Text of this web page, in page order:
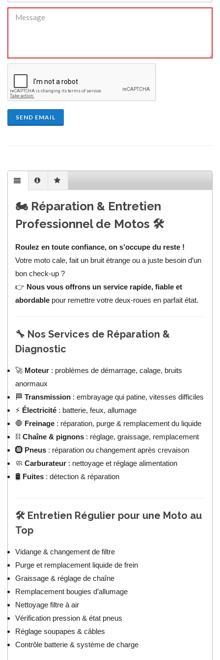
SEND EMAIL
🏍️ Réparation & Entretien
Professionnel de Motos 🛠️
Roulez en toute confiance, on s’occupe du reste !
Votre moto cale, fait un bruit étrange ou a juste besoin d’un
bon check-up ?
👉 Nous vous offrons un service rapide, fiable et
abordable pour remettre votre deux-roues en parfait état.
🔧 Nos Services de Réparation &
Diagnostic
🚀 Moteur : problèmes de démarrage, calage, bruits
anormaux
🏁Transmission : embrayage qui patine, vitesses difficiles
⚡ Électricité : batterie, feux, allumage
🛑 Freinage : réparation, purge & remplacement du liquide
⛓️Chaîne & pignons : réglage, graissage, remplacement
🛞 Pneus : réparation ou changement après crevaison
🧼Carburateur : nettoyage et réglage alimentation
🛢️ Fuites : détection & réparation
🛠️ Entretien Régulier pour une Moto au
Top
Vidange & changement de filtre
Purge et remplacement liquide de frein
Graissage & réglage de chaîne
Remplacement bougies d’allumage
Nettoyage filtre à air
Vérification pression & état pneus
Réglage soupapes & câbles
Contrôle batterie & système de charge